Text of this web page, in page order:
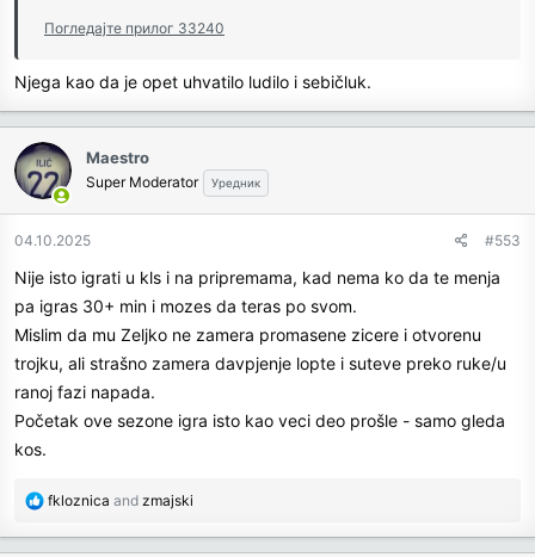
Погледајте прилог 33240
Njega kao da je opet uhvatilo ludilo i sebičluk.
Maestro
Super Moderator Уредник
04.10.2025 #553
Nije isto igrati u kls i na pripremama, kad nema ko da te menja
pa igras 30+ min i mozes da teras po svom.
Mislim da mu Zeljko ne zamera promasene zicere i otvorenu
trojku, ali strašno zamera davpjenje lopte i suteve preko ruke/u
ranoj fazi napada.
Početak ove sezone igra isto kao veci deo prošle - samo gleda
kos.
R
fkloznica and zmajski